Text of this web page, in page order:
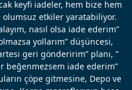
keyfi iadeler, hem bize hem
etkiler yaratabiliyor.
nasıl olsa iade ederim”
yollarım” düşüncesi,
geri gönderirim” planı, “
beğenmezsem iade ederim”
çöpe gitmesine, Depo ve